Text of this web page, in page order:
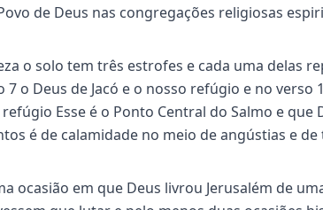
de Deus nas congregações religiosas
o solo tem três estrofes e cada uma delas
o Deus de Jacó e o nosso refúgio e no verso
Esse é o Ponto Central do Salmo e que
é de calamidade no meio de angústias e
ocasião em que Deus livrou Jerusalém de